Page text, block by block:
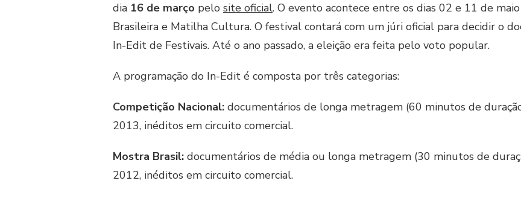
dia 16 de março pelo site oficial. O evento acontece entre os dias 02 e 11 de
Brasileira e Matilha Cultura. O festival contará com um júri oficial para decidir o
In-Edit de Festivais. Até o ano passado, a eleição era feita pelo voto popular.
A programação do In-Edit é composta por três categorias:
Competição Nacional: documentários de longa metragem (60 minutos de
2013, inéditos em circuito comercial.
Mostra Brasil: documentários de média ou longa metragem (30 minutos de
2012, inéditos em circuito comercial.